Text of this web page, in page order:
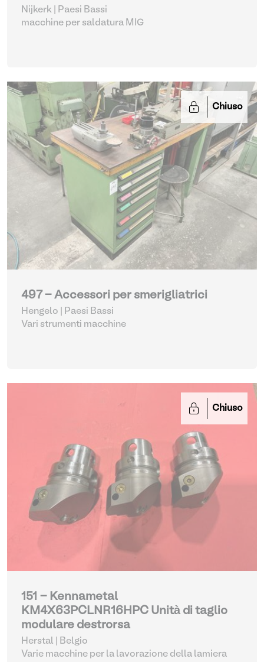
Nijkerk | Paesi Bassi
macchine per saldatura MIG
Chiuso
497 - Accessori per smerigliatrici
Hengelo | Paesi Bassi
Vari strumenti macchine
Chiuso
151 - Kennametal
KM4X63PCLNR16HPC Unità di taglio
modulare destrorsa
Herstal | Belgio
Varie macchine per la lavorazione della lamiera